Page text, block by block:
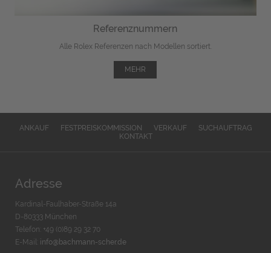
Referenznummern
Alle Rolex Referenzen nach Modellen sortiert.
MEHR
ANKAUF FESTPREISKOMMISSION VERKAUF
SUCHAUFTRAG
KONTAKT
Adresse
Kardinal-Faulhaber-Straße 14a
D-80333 München
Telefon: +49 (0)89 29 32 70
E-Mail: info@bachmann-scher.de